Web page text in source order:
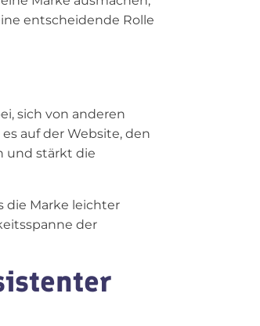
entscheidende Rolle
sich von anderen
auf der Website, den
und stärkt die
die Marke leichter
der